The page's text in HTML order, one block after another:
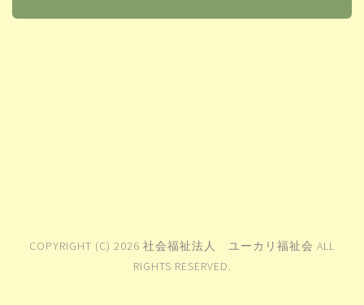
COPYRIGHT (C) 2026 社会福祉法人 ユーカリ福祉会 ALL
RIGHTS RESERVED.